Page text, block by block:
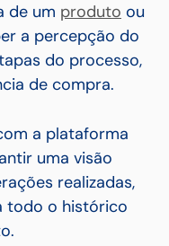
de um produto ou
a percepção do
do processo,
de compra.
a plataforma
uma visão
realizadas,
todo o histórico